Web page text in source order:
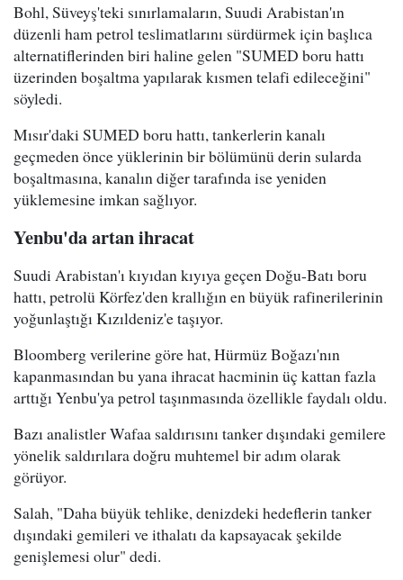
Bohl, Süveyş'teki sınırlamaların, Suudi Arabistan'ın
düzenli ham petrol teslimatlarını sürdürmek için başlıca
alternatiflerinden biri haline gelen "SUMED boru hattı
üzerinden boşaltma yapılarak kısmen telafi edileceğini"
söyledi.
Mısır'daki SUMED boru hattı, tankerlerin kanalı
geçmeden önce yüklerinin bir bölümünü derin sularda
boşaltmasına, kanalın diğer tarafında ise yeniden
yüklemesine imkan sağlıyor.
Yenbu'da artan ihracat
Suudi Arabistan'ı kıyıdan kıyıya geçen Doğu-Batı boru
hattı, petrolü Körfez'den krallığın en büyük rafinerilerinin
yoğunlaştığı Kızıldeniz'e taşıyor.
Bloomberg verilerine göre hat, Hürmüz Boğazı'nın
kapanmasından bu yana ihracat hacminin üç kattan fazla
arttığı Yenbu'ya petrol taşınmasında özellikle faydalı oldu.
Bazı analistler Wafaa saldırısını tanker dışındaki gemilere
yönelik saldırılara doğru muhtemel bir adım olarak
görüyor.
Salah, "Daha büyük tehlike, denizdeki hedeflerin tanker
dışındaki gemileri ve ithalatı da kapsayacak şekilde
genişlemesi olur" dedi.